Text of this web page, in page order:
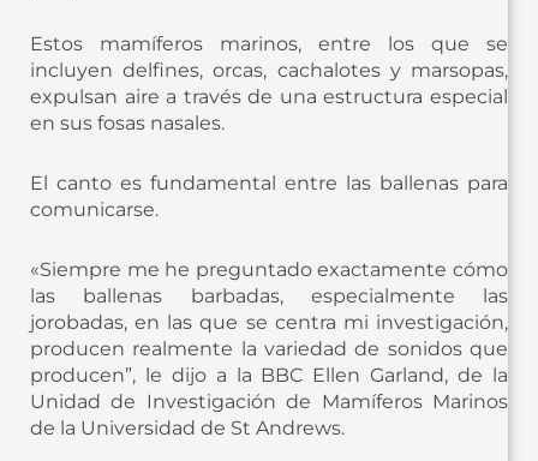
Estos mamíferos marinos, entre los que se
incluyen delfines, orcas, cachalotes y marsopas,
expulsan aire a través de una estructura especial
en sus fosas nasales.
El canto es fundamental entre las ballenas para
comunicarse.
«Siempre me he preguntado exactamente cómo
las ballenas barbadas, especialmente las
jorobadas, en las que se centra mi investigación,
producen realmente la variedad de sonidos que
producen”, le dijo a la BBC Ellen Garland, de la
Unidad de Investigación de Mamíferos Marinos
de la Universidad de St Andrews.